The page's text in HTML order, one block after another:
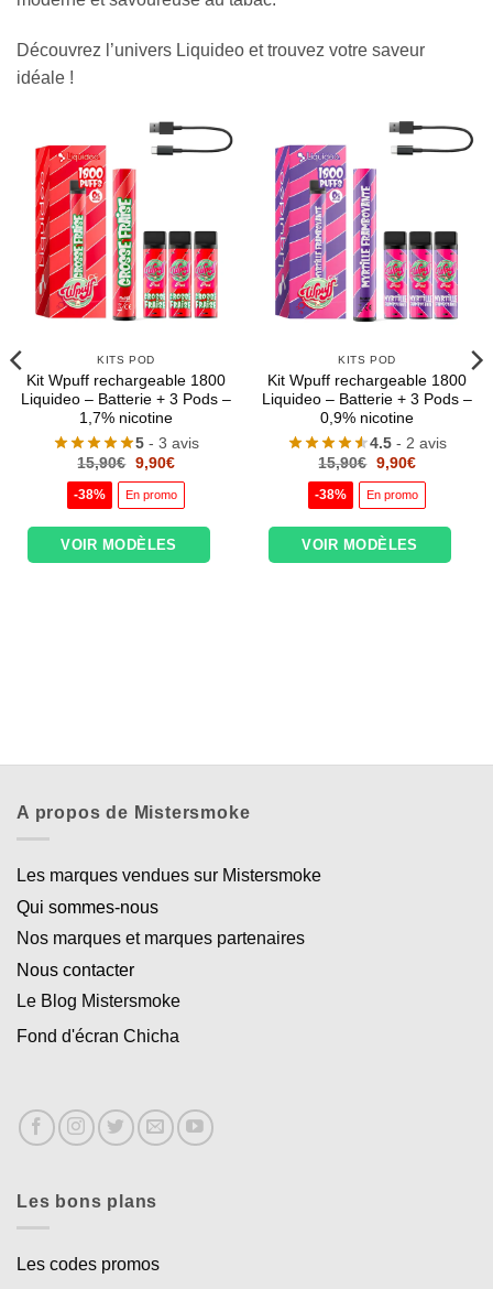
Découvrez l’univers Liquideo et trouvez votre saveur
idéale !
KITS POD
Kit Wpuff rechargeable 1800
Liquideo – Batterie + 3 Pods –
1,7% nicotine
5 - 3 avis
15,90€ Le
initial
était :
9,90€Le
actuel
est :
-38% En promo
VOIR MODÈLES
KITS POD
Kit Wpuff rechargeable 1800
Liquideo – Batterie + 3 Pods –
0,9% nicotine
4.5 - 2 avis
15,90€ Le
initial
était :
9,90€Le
actuel
est :
-38% En promo
VOIR MODÈLES
A propos de Mistersmoke
Les marques vendues sur Mistersmoke
Qui sommes-nous
Nos marques et marques partenaires
Nous contacter
Le Blog Mistersmoke
Fond d'écran Chicha
Les bons plans
Les codes promos